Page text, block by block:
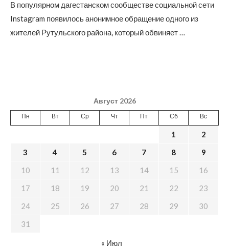
В популярном дагестанском сообществе социальной сети
Instagram появилось анонимное обращение одного из
жителей Рутульского района, который обвиняет …
Август 2026
Пн Вт Ср Чт Пт Сб Вс
1
2
3
4 5 6 7 8
9
10
11 12 13 14 15
16
17
18 19 20 21 22
23
24
25 26 27 28 29
30
31
« Июл